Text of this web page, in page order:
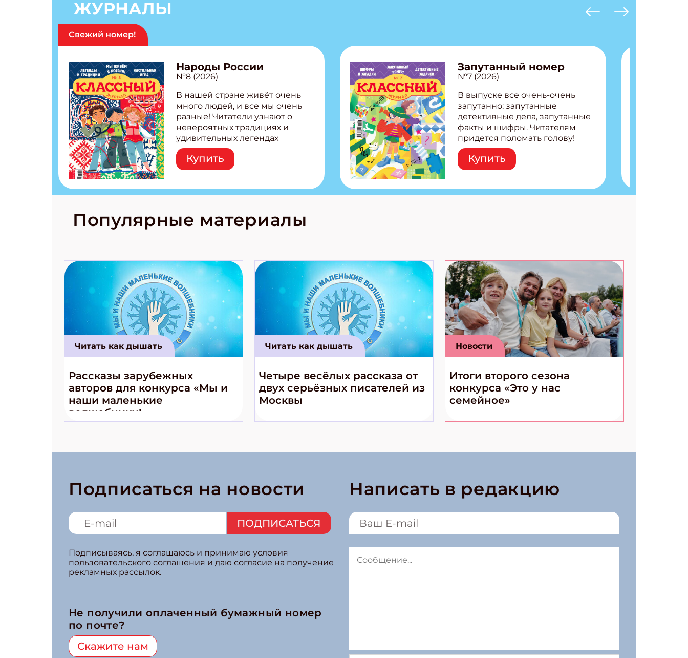
ЖУРНАЛЫ
Свежий номер!
Народы России
№8 (2026)
В нашей стране живёт очень
много людей, и все мы очень
разные! Читатели узнают о
невероятных традициях и
удивительных легендах
народов России! Внутри:
Легенды татар, башкир и
бурятов Настольная игра
странные слова Традиционные
космические приключения!
Купить
Запутанный номер
№7 (2026)
В выпуске все очень-очень
запутанно: запутанные
детективные дела, запутанные
факты и шифры. Читателям
придется поломать голову!
Внутри: Шифры и
расшифровки Плетем
запутанные поделки
Ищем коды 3 комикса
Купить
Популярные материалы
Читать как дышать
Рассказы зарубежных
авторов для конкурса «Мы и
наши маленькие
волшебники!»
Читать как дышать
Четыре весёлых рассказа от
двух серьёзных писателей из
Москвы
Новости
Итоги второго сезона
конкурса «Это у нас
семейное»
Подписаться на новости
ПОДПИСАТЬСЯ
Подписываясь, я соглашаюсь и принимаю условия
пользовательского соглашения и даю согласие на получение
рекламных рассылок.
Не получили оплаченный бумажный номер
по почте?
Скажите нам
Написать в редакцию